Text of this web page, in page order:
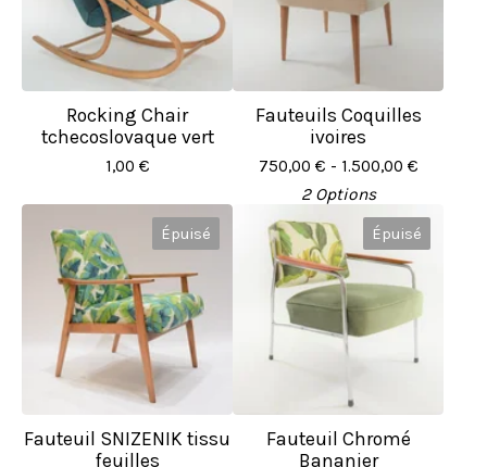
Rocking Chair
tchecoslovaque vert
1,00 €
Fauteuils Coquilles
ivoires
750,00 € - 1.500,00 €
2 Options
Épuisé
Fauteuil SNIZENIK tissu
feuilles
Épuisé
Fauteuil Chromé
Bananier